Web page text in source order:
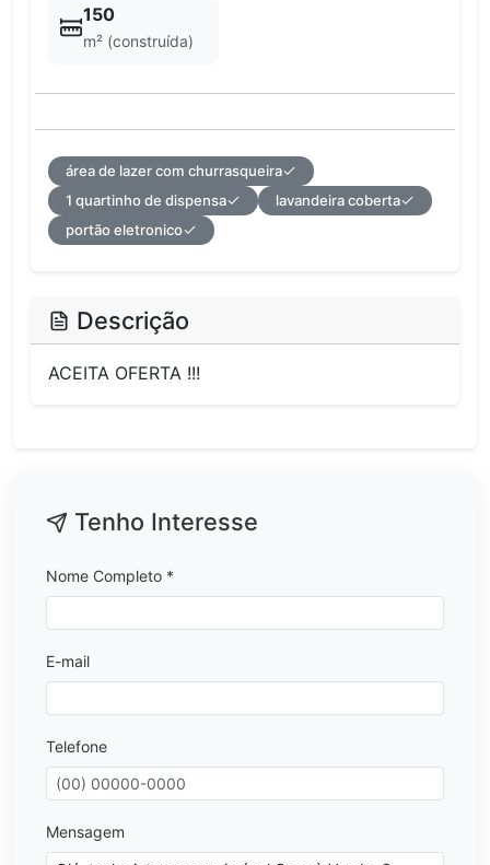
150
m² (construída)
área de lazer com churrasqueira
1 quartinho de dispensa
lavandeira coberta
portão eletronico
Descrição
ACEITA OFERTA !!!
Tenho Interesse
Nome Completo *
E-mail
Telefone
Mensagem